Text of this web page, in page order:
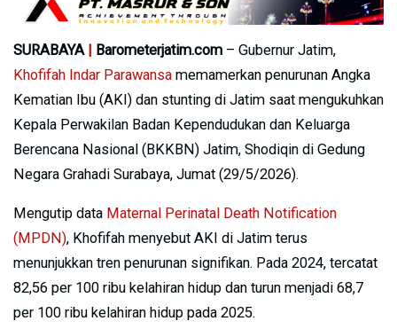
SURABAYA Barometerjatim.com – Gubernur Jatim,
Khofifah Indar Parawansa memamerkan penurunan Angka
Kematian Ibu (AKI) dan stunting di Jatim saat mengukuhkan
Kepala Perwakilan Badan Kependudukan dan Keluarga
Berencana Nasional (BKKBN) Jatim, Shodiqin di Gedung
Negara Grahadi Surabaya, Jumat (29/5/2026).
Mengutip data Maternal Perinatal Death Notification
(MPDN), Khofifah menyebut AKI di Jatim terus
menunjukkan tren penurunan signifikan. Pada 2024, tercatat
82,56 per 100 ribu kelahiran hidup dan turun menjadi 68,7
per 100 ribu kelahiran hidup pada 2025.